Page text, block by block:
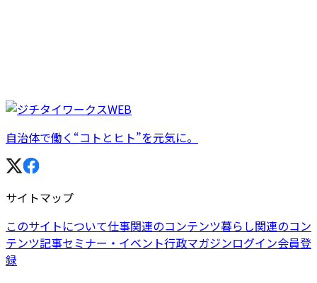
自治体で働く“コトとヒト”を元気に。
サイトマップ
このサイトについて仕事関連のコンテンツ暮らし関連のコン
テンツ記事セミナー・イベント行政マガジンログイン会員登
録